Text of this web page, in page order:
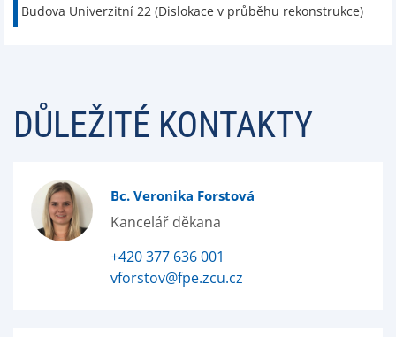
Budova Univerzitní 22 (Dislokace v průběhu rekonstrukce)
DŮLEŽITÉ KONTAKTY
Bc. Veronika Forstová
Kancelář děkana
+420 377 636 001
vforstov@fpe.zcu.cz